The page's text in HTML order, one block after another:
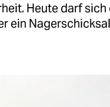
Heute darf sich
ein